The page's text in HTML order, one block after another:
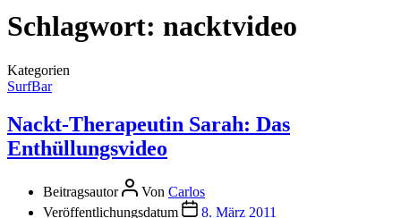
Schlagwort: nacktvideo
Kategorien
SurfBar
Nackt-Therapeutin Sarah: Das
Enthüllungsvideo
Beitragsautor Von Carlos
Veröffentlichungsdatum
8. März 2011